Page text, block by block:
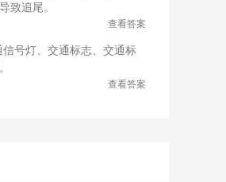
致追尾。
查看答案
号灯、交通标志、交通标
查看答案